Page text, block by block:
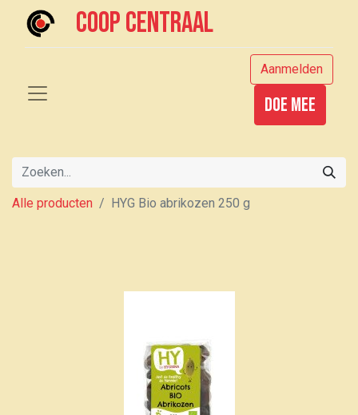
Coop centraal
Aanmelden
Doe mee
Alle producten HYG Bio abrikozen 250 g